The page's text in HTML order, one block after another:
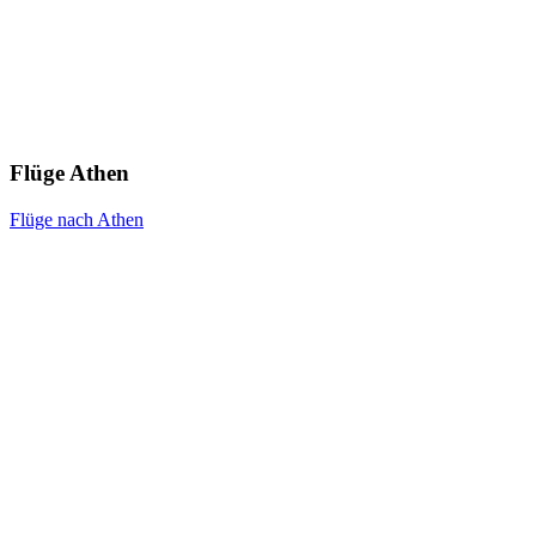
Flüge Athen
Flüge nach Athen